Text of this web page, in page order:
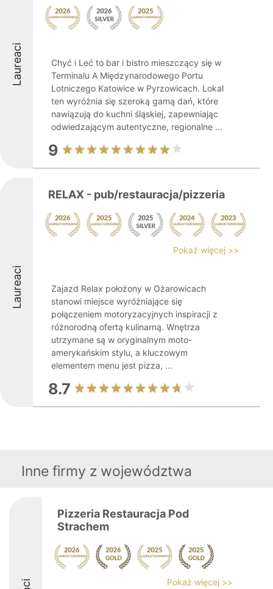
Laureaci
Chyć i Leć to bar i bistro mieszczący się w
Terminalu A Międzynarodowego Portu
Lotniczego Katowice w Pyrzowicach. Lokal
ten wyróżnia się szeroką gamą dań, które
nawiązują do kuchni śląskiej, zapewniając
odwiedzającym autentyczne, regionalne ...
9
Laureaci
RELAX - pub/restauracja/pizzeria
Pokaż więcej >>
Zajazd Relax położony w Ożarowicach
stanowi miejsce wyróżniające się
połączeniem motoryzacyjnych inspiracji z
różnorodną ofertą kulinarną. Wnętrza
utrzymane są w oryginalnym moto-
amerykańskim stylu, a kluczowym
elementem menu jest pizza, ...
8.7
Inne firmy z województwa
Pizzeria Restauracja Pod
Strachem
Pokaż więcej >>